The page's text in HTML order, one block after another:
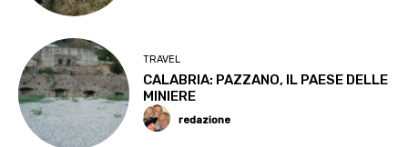
TRAVEL
CALABRIA: PAZZANO, IL PAESE DELLE
MINIERE
redazione